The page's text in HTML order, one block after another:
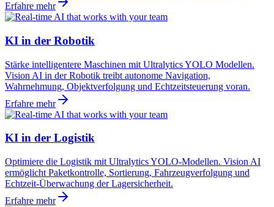
Erfahre mehr
KI in der Robotik
Stärke intelligentere Maschinen mit Ultralytics YOLO Modellen.
Vision AI in der Robotik treibt autonome Navigation,
Wahrnehmung, Objektverfolgung und Echtzeitsteuerung voran.
Erfahre mehr
KI in der Logistik
Optimiere die Logistik mit Ultralytics YOLO-Modellen. Vision AI
ermöglicht Paketkontrolle, Sortierung, Fahrzeugverfolgung und
Echtzeit-Überwachung der Lagersicherheit.
Erfahre mehr